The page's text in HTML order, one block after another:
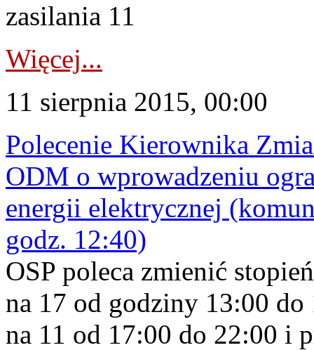
zasilania 11
Więcej...
11 sierpnia 2015, 00:00
Polecenie Kierownika
ODM o wprowadzeniu
energii elektrycznej
godz. 12:40)
OSP poleca zmienić
na 17 od godziny 13:00 do
na 11 od 17:00 do 22:00 i